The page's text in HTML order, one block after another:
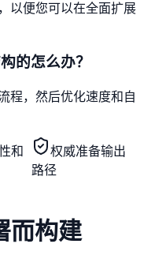
以便您可以在全面扩展
的怎么办？
程，然后优化速度和自
和
权威准备输出
路径
而构建